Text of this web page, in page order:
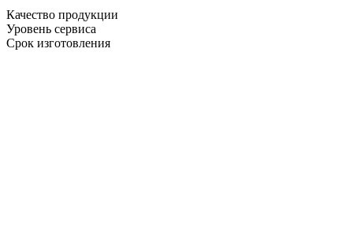
Качество продукции
Уровень сервиса
Срок изготовления